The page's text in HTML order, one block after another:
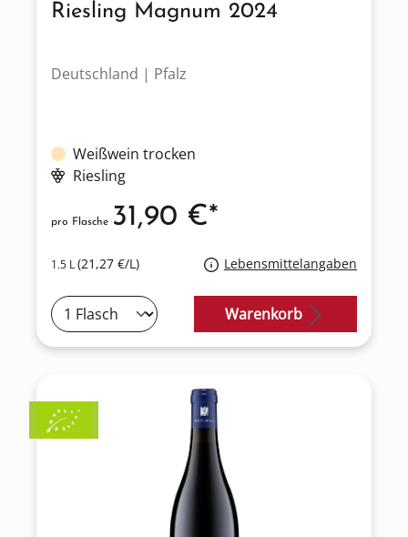
Riesling Magnum 2024
Deutschland | Pfalz
Weißwein trocken
Riesling
1.5 L(21,27 €/L) Lebensmittelangaben
pro Flasche 31,90 €*
Warenkorb